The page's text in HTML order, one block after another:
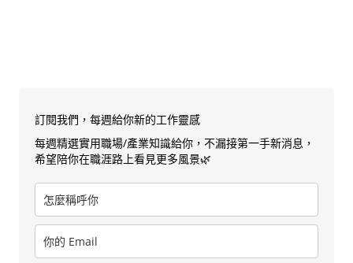
訂閱我們，每週給你新的工作靈感
每週精選實用職場/產業知識給你，不漏接第一手新消息，
希望陪你在職涯路上看見更多風景🌿